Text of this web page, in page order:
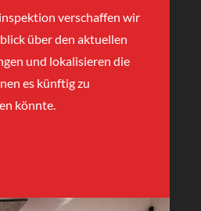
verschaffen wir
über den aktuellen
und lokalisieren die
es künftig zu
könnte.